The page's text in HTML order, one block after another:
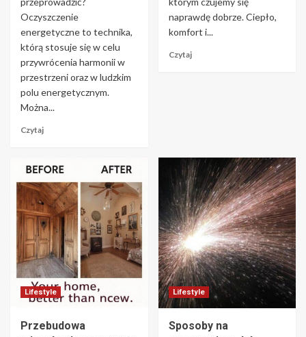
Oczyszczenie
energetyczne to technika,
którą stosuje się w celu
przywrócenia harmonii w
przestrzeni oraz w ludzkim
polu energetycznym.
Można...
Czytaj
naprawdę dobrze. Ciepło,
komfort i...
Czytaj
Lifestyle
Przebudowa
Lifestyle
Sposoby na